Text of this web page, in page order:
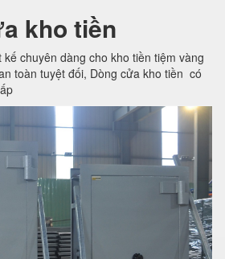
kho tiền
chuyên dàng cho kho tiền tiệm vàng
toàn tuyệt đối, Dòng cửa kho tiền có